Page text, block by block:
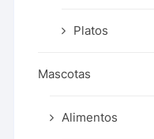
Platos
Mascotas
Alimentos